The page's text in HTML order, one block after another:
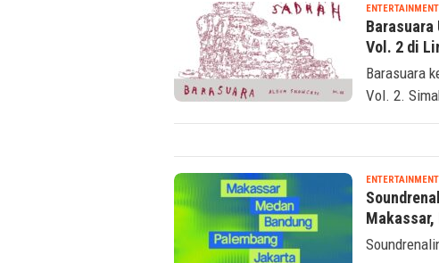
ENTERTAINMENT
Barasuara
Vol. 2 di
Barasuara
Vol. 2.
ENTERTAINMENT
Makassar,